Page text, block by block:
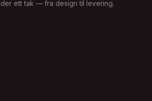
ett tak — fra design til levering.